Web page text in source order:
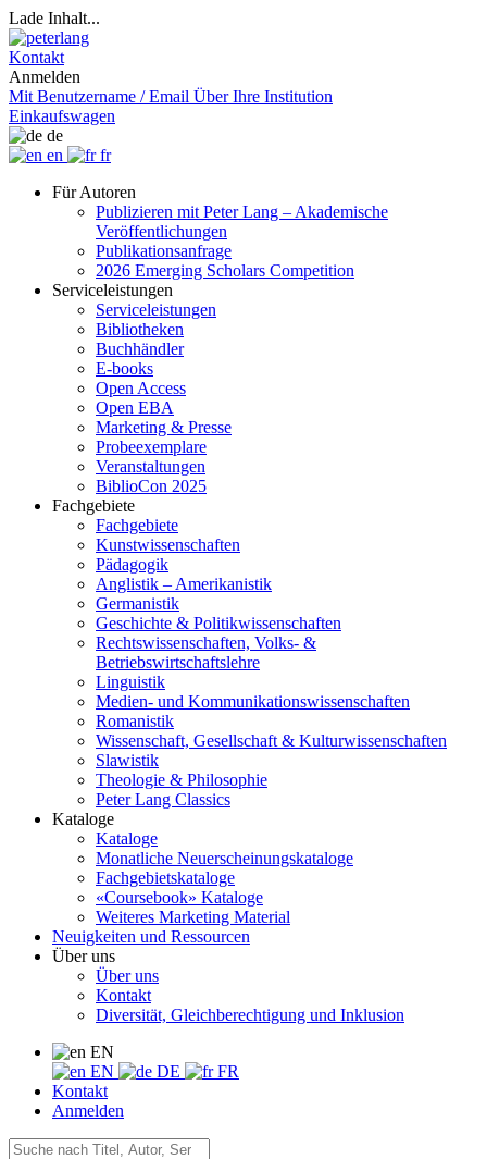
Lade Inhalt...
Kontakt
Anmelden
Mit Benutzername / Email Über Ihre Institution
Einkaufswagen
de
en
fr
Für Autoren
Publizieren mit Peter Lang – Akademische
Veröffentlichungen
Publikationsanfrage
2026 Emerging Scholars Competition
Serviceleistungen
Serviceleistungen
Bibliotheken
Buchhändler
E-books
Open Access
Open EBA
Marketing & Presse
Probeexemplare
Veranstaltungen
BiblioCon 2025
Fachgebiete
Fachgebiete
Kunstwissenschaften
Pädagogik
Anglistik – Amerikanistik
Germanistik
Geschichte & Politikwissenschaften
Rechtswissenschaften, Volks- &
Betriebswirtschaftslehre
Linguistik
Medien- und Kommunikationswissenschaften
Romanistik
Wissenschaft, Gesellschaft & Kulturwissenschaften
Slawistik
Theologie & Philosophie
Peter Lang Classics
Kataloge
Kataloge
Monatliche Neuerscheinungskataloge
Fachgebietskataloge
«Coursebook» Kataloge
Weiteres Marketing Material
Neuigkeiten und Ressourcen
Über uns
Über uns
Kontakt
Diversität, Gleichberechtigung und Inklusion
EN
EN
DE
FR
Kontakt
Anmelden